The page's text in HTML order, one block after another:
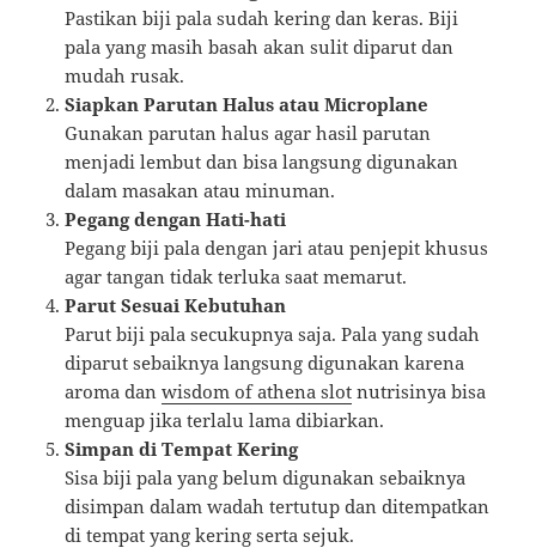
Pastikan biji pala sudah kering dan keras. Biji
pala yang masih basah akan sulit diparut dan
mudah rusak.
Siapkan Parutan Halus atau Microplane
Gunakan parutan halus agar hasil parutan
menjadi lembut dan bisa langsung digunakan
dalam masakan atau minuman.
Pegang dengan Hati-hati
Pegang biji pala dengan jari atau penjepit khusus
agar tangan tidak terluka saat memarut.
Parut Sesuai Kebutuhan
Parut biji pala secukupnya saja. Pala yang sudah
diparut sebaiknya langsung digunakan karena
aroma danwisdom of athena slot nutrisinya bisa
menguap jika terlalu lama dibiarkan.
Simpan di Tempat Kering
Sisa biji pala yang belum digunakan sebaiknya
disimpan dalam wadah tertutup dan ditempatkan
di tempat yang kering serta sejuk.